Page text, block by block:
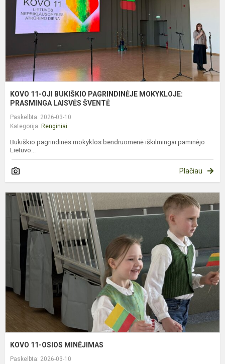
KOVO 11-OJI BUKIŠKIO PAGRINDINĖJE MOKYKLOJE:
PRASMINGA LAISVĖS ŠVENTĖ
Paskelbta: 2026-03-10
Kategorija: Renginiai
Bukiškio pagrindinės mokyklos bendruomenė iškilmingai paminėjo
Lietuvo...
Plačiau
KOVO 11-OSIOS MINĖJIMAS
Paskelbta: 2026-03-10